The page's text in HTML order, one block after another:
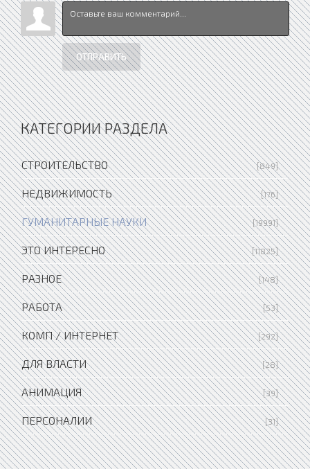
ОТПРАВИТЬ
КАТЕГОРИИ РАЗДЕЛА
СТРОИТЕЛЬСТВО [849]
НЕДВИЖИМОСТЬ [176]
ГУМАНИТАРНЫЕ НАУКИ [19991]
ЭТО ИНТЕРЕСНО [11825]
РАЗНОЕ [148]
РАБОТА [53]
КОМП / ИНТЕРНЕТ [292]
ДЛЯ ВЛАСТИ [28]
АНИМАЦИЯ [39]
ПЕРСОНАЛИИ [31]